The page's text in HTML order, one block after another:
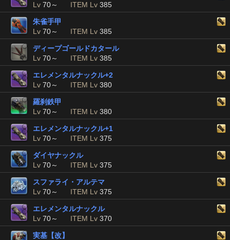
Lv 70～ ITEM Lv 385
朱雀手甲
Lv 70～ ITEM Lv 385
ディープゴールドカタール
Lv 70～ ITEM Lv 385
エレメンタルナックル+2
Lv 70～ ITEM Lv 380
羅刹鉄甲
Lv 70～ ITEM Lv 380
エレメンタルナックル+1
Lv 70～ ITEM Lv 375
ダイヤナックル
Lv 70～ ITEM Lv 375
スファライ・アルテマ
Lv 70～ ITEM Lv 375
エレメンタルナックル
Lv 70～ ITEM Lv 370
実基【改】